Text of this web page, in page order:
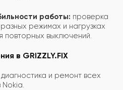
работы: проверка
режимах и нагрузках
выключений.
в GRIZZLY.FIX
и ремонт всех